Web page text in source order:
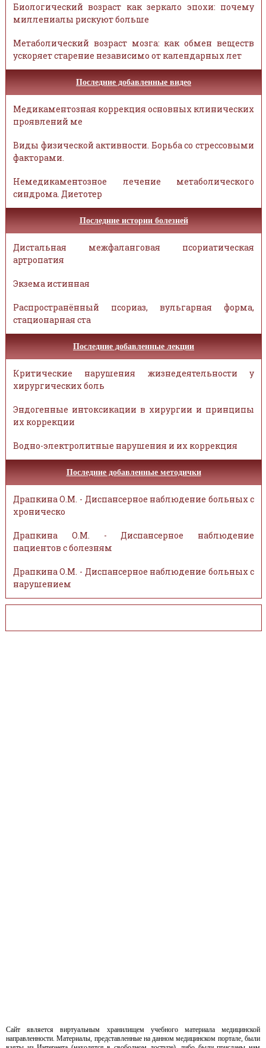
Биологический возраст как зеркало эпохи: почему
миллениалы рискуют больше
Метаболический возраст мозга: как обмен веществ
ускоряет старение независимо от календарных лет
Последние добавленные видео
Медикаментозная коррекция основных клинических
проявлений ме
Виды физической активности. Борьба со стрессовыми
факторами.
Немедикаментозное лечение метаболического
синдрома. Диетотер
Последние истории болезней
Дистальная межфаланговая псориатическая
артропатия
Экзема истинная
Распространённый псориаз, вульгарная форма,
стационарная ста
Последние добавленные лекции
Критические нарушения жизнедеятельности у
хирургических боль
Эндогенные интоксикации в хирургии и принципы
их коррекции
Водно-электролитные нарушения и их коррекция
Последние добавленные методички
Драпкина О.М. - Диспансерное наблюдение больных с
хроническо
Драпкина О.М. - Диспансерное наблюдение
пациентов с болезням
Драпкина О.М. - Диспансерное наблюдение больных с
нарушением
Сайт является виртуальным хранилищем учебного материала медицинской
направленности. Материалы, представленные на данном медицинском портале, были